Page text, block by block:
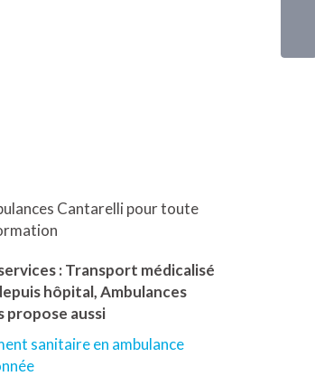
Cantarelli pour toute
: Transport médicalisé
hôpital, Ambulances
propose aussi
sanitaire en ambulance